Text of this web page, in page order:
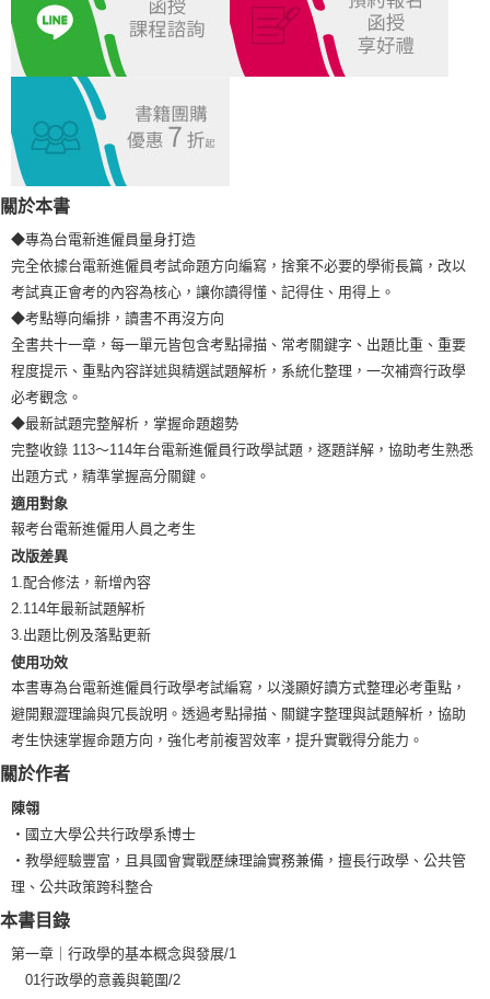
每筆NT$100，滿NT$1,000(含以上)免運費
宅配
每筆NT$100，滿NT$1,000(含以上)免運費
外島郵寄
每筆NT$100，滿NT$1,000(含以上)免運費
關於本書
◆專為台電新進僱員量身打造
完全依據台電新進僱員考試命題方向編寫，捨棄不必要的學術長篇，改以
考試真正會考的內容為核心，讓你讀得懂、記得住、用得上。
◆考點導向編排，讀書不再沒方向
全書共十一章，每一單元皆包含考點掃描、常考關鍵字、出題比重、重要
程度提示、重點內容詳述與精選試題解析，系統化整理，一次補齊行政學
必考觀念。
◆最新試題完整解析，掌握命題趨勢
完整收錄 113～114年台電新進僱員行政學試題，逐題詳解，協助考生熟悉
出題方式，精準掌握高分關鍵。
適用對象
報考台電新進僱用人員之考生
改版差異
1.配合修法，新增內容
2.114年最新試題解析
3.出題比例及落點更新
使用功效
本書專為台電新進僱員行政學考試編寫，以淺顯好讀方式整理必考重點，
避開艱澀理論與冗長說明。透過考點掃描、關鍵字整理與試題解析，協助
考生快速掌握命題方向，強化考前複習效率，提升實戰得分能力。
關於作者
陳翎
‧國立大學公共行政學系博士
‧教學經驗豐富，且具國會實戰歷練理論實務兼備，擅長行政學、公共管
理、公共政策跨科整合
本書目錄
第一章｜行政學的基本概念與發展/1
01行政學的意義與範圍/2